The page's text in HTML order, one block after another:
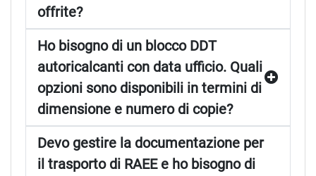
offrite?
Ho bisogno di un blocco DDT
autoricalcanti con data ufficio. Quali
opzioni sono disponibili in termini di
dimensione e numero di copie?
Devo gestire la documentazione per
il trasporto di RAEE e ho bisogno di